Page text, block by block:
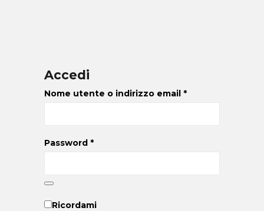
Accedi
Nome utente o indirizzo email *
Password *
Ricordami